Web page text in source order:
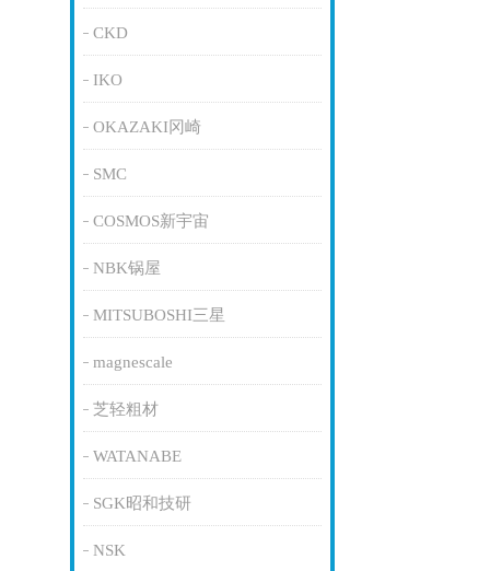
CKD
IKO
OKAZAKI冈崎
SMC
COSMOS新宇宙
NBK锅屋
MITSUBOSHI三星
magnescale
芝轻粗材
WATANABE
SGK昭和技研
NSK